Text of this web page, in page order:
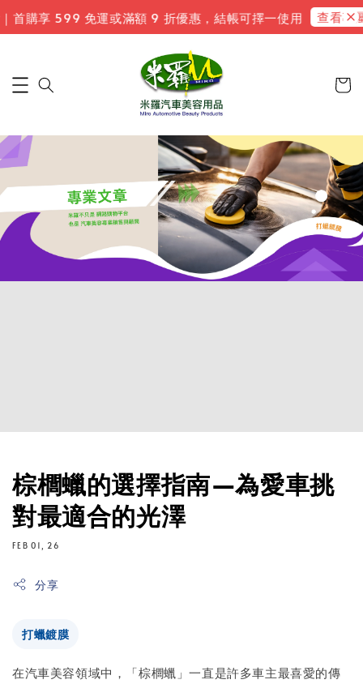
購享 599 免運或滿額 9 折優惠，結帳可擇一使用 查看專屬
棕櫚蠟的選擇指南—為愛車挑
對最適合的光澤
FEB 01, 26
分享
打蠟鍍膜
在汽車美容領域中，「棕櫚蠟」一直是許多車主最喜愛的傳